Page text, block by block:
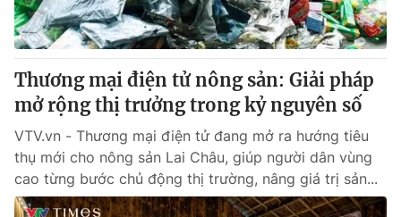
Thương mại điện tử nông sản: Giải pháp
mở rộng thị trưởng trong kỷ nguyên số
VTV.vn - Thương mại điện tử đang mở ra hướng tiêu
thụ mới cho nông sản Lai Châu, giúp người dân vùng
cao từng bước chủ động thị trường, nâng giá trị sản...